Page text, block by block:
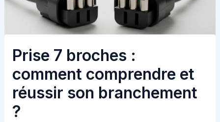
Prise 7 broches :
comment comprendre et
réussir son branchement
?